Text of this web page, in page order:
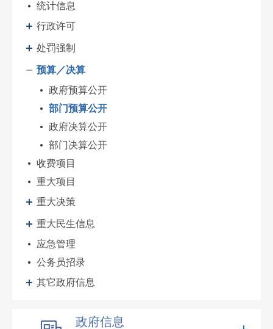
统计信息
行政许可
处罚强制
预算／决算
政府预算公开
部门预算公开
政府决算公开
部门决算公开
收费项目
重大项目
重大决策
重大民生信息
应急管理
公务员招录
其它政府信息
政府信息